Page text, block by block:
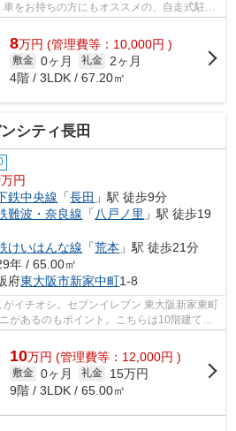
をお持ちの方にもオススメの、自走式駐車
は初...
8万円 (管理費等：10,000円 )
敷金 0ヶ月 礼金
2ヶ月
4階 / 3LDK / 67.20㎡
シティ長田
万円
鉄中央線 「長田 」駅 徒歩9分
難波・奈良線 「 八戸ノ里 」駅 徒歩19
けいはんな線 「荒本 」駅 徒歩21分
年 / 65.00㎡
府東大阪市新家中町1-8
がイチオシ。セブンイレブン 東大阪新家東町
があるのもポイント。こちらは10階建ての
め、用...
10万円 (管理費等：12,000円 )
敷金 0ヶ月 礼金
15万円
9階 / 3LDK / 65.00㎡